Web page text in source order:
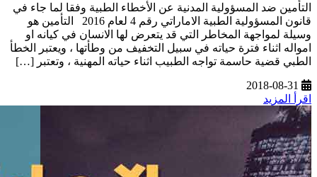
التأمين ضد المسؤولية المدنية عن الأخطاء الطبية وفقا لما جاء في
قانون المسؤولية الطبية الاماراتي رقم 4 لعام 2016 التأمين هو
وسيلة لمواجهة المخاطر التي قد يتعرض لها الانسان في كيانه او
امواله اثناء فترة حياته في سبيل التخفيف من وطأتها ، ويعتبر الخطأ
الطبي قضية حاسمة تواجه الطبيب اثناء حياته المهنية ، وتعتبر […]
2018-08-31
اقرأ المزيد